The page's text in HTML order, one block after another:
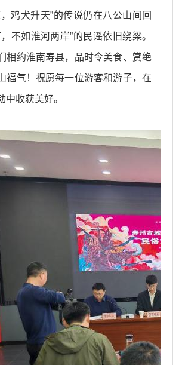
鸡犬升天”的传说仍在八公山间回
不如淮河两岸”的民谣依旧绕梁。
相约淮南寿县，品时令美食、赏绝
福气！祝愿每一位游客和游子，在
中收获美好。